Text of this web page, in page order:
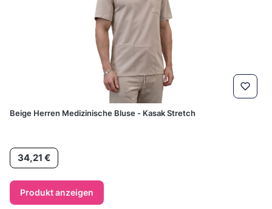
Beige Herren Medizinische Bluse - Kasak Stretch
Preis
34,21 €
Produkt anzeigen